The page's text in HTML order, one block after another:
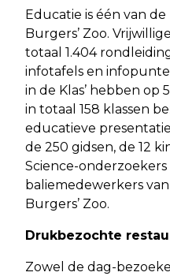
Educatie is één van
Burgers’ Zoo.
totaal 1.404
infotafels en
in de Klas’ hebben op
in totaal 158 klassen
educatieve
de 250 gidsen, de 12
Science-onderzoekers
baliemedewerkers
Burgers’ Zoo.
Drukbezochte
Zowel de dag-